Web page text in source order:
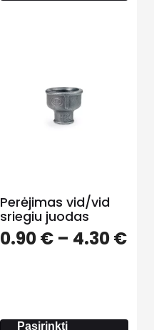
Perėjimas vid/vid
sriegiu juodas
0.90€ – 4.30€
Pasirinkti